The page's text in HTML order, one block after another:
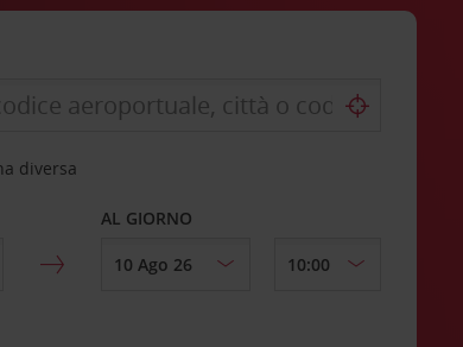
diversa
AL GIORNO